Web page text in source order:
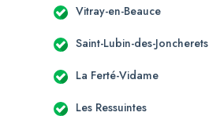
Vitray-en-Beauce
Saint-Lubin-des-Joncherets
La Ferté-Vidame
Les Ressuintes